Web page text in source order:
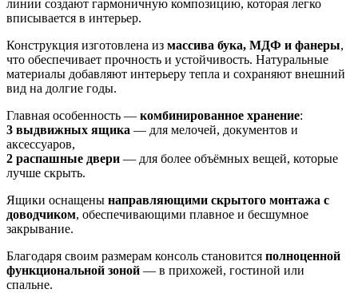
линии создают гармоничную композицию, которая легко
вписывается в интерьер.
Конструкция изготовлена из массива бука, МДФ и фанеры,
что обеспечивает прочность и устойчивость. Натуральные
материалы добавляют интерьеру тепла и сохраняют внешний
вид на долгие годы.
Главная особенность — комбинированное хранение:
3 выдвижных ящика — для мелочей, документов и
аксессуаров,
2 распашные двери — для более объёмных вещей, которые
лучше скрыть.
Ящики оснащены направляющими скрытого монтажа с
доводчиком, обеспечивающими плавное и бесшумное
закрывание.
Благодаря своим размерам консоль становится полноценной
функциональной зоной — в прихожей, гостиной или
спальне.